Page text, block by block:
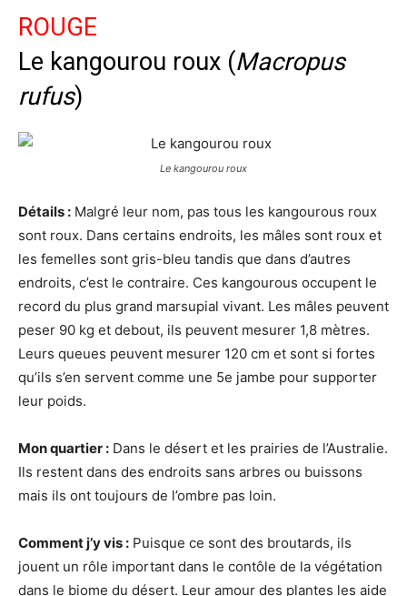
ROUGE
Le kangourou roux (Macropus
rufus)
Le kangourou roux
Détails : Malgré leur nom, pas tous les kangourous roux
sont roux. Dans certains endroits, les mâles sont roux et
les femelles sont gris-bleu tandis que dans d’autres
endroits, c’est le contraire. Ces kangourous occupent le
record du plus grand marsupial vivant. Les mâles peuvent
peser 90 kg et debout, ils peuvent mesurer 1,8 mètres.
Leurs queues peuvent mesurer 120 cm et sont si fortes
qu’ils s’en servent comme une 5e jambe pour supporter
leur poids.
Mon quartier : Dans le désert et les prairies de l’Australie.
Ils restent dans des endroits sans arbres ou buissons
mais ils ont toujours de l’ombre pas loin.
Comment j’y vis : Puisque ce sont des broutards, ils
jouent un rôle important dans le contôle de la végétation
dans le biome du désert. Leur amour des plantes les aide